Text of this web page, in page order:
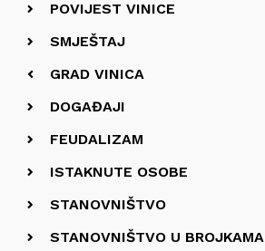
POVIJEST VINICE
SMJEŠTAJ
GRAD VINICA
DOGAĐAJI
FEUDALIZAM
ISTAKNUTE OSOBE
STANOVNIŠTVO
STANOVNIŠTVO U BROJKAMA